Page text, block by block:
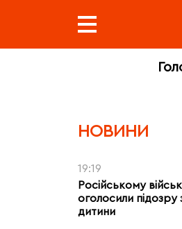
НОВИНИ
19:19
Російському
оголосили підозру
дитини